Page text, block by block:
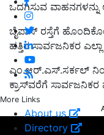
More Links
About us
Directory
ಒದಗಿಸುವ ವಾಹನಗಳನ್ನು
ಬೈಪಾಸ್ ರಸ್ತೆಗೆ
ಹತ್ತಿರ ಸಾರ್ವಜನಿಕರ
ಎಂ.ಆರ್.ಎಸ್.ಸರ್ಕಲ್
ಕ್ರಾಸ್‍ವರೆಗೆ